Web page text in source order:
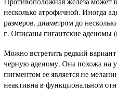
несколько атрофичной. Иногда
размеров, диаметром до
г. Описаны гигантские аденомы
Можно встретить редкий
черную аденому. Она похожа на
пигментом ее является не
неактивна в функциональном